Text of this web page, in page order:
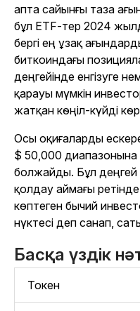
апта сайынғы таза
бұл ETF-тер 2024
бергі ең ұзақ
биткоиндағы
деңгейінде енгізуге
қарауы мүмкін
жатқан көңіл-күйді
Осы оқиғаларды
$ 50,000
болжайды. Бұл
қолдау аймағы
көптеген бычий
нүктесі деп санап,
Басқа үздік
Токен